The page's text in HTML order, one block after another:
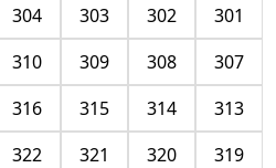
301
302
303
304
307
308
309
310
313
314
315
316
319
320
321
322